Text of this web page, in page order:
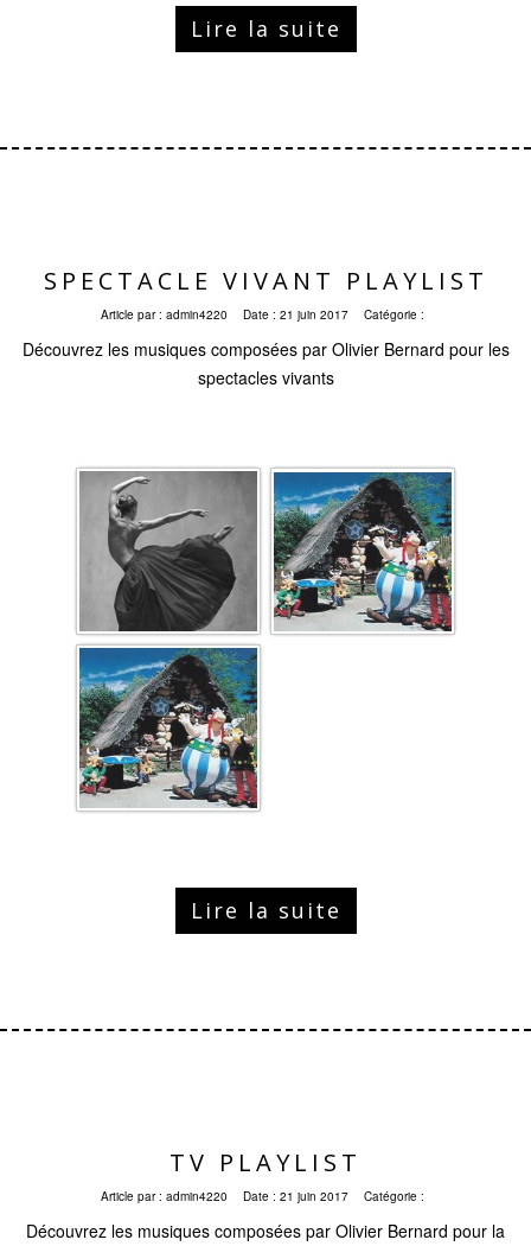
Lire la suite
SPECTACLE VIVANT PLAYLIST
Article par : admin4220 Date : 21 juin 2017 Catégorie :
Découvrez les musiques composées par Olivier Bernard pour les
spectacles vivants
Lire la suite
TV PLAYLIST
Article par : admin4220 Date : 21 juin 2017 Catégorie :
Découvrez les musiques composées par Olivier Bernard pour la